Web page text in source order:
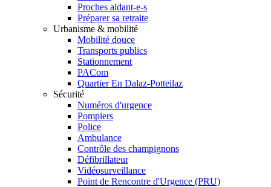
Proches aidant-e-s
Préparer sa retraite
Urbanisme & mobilité
Mobilité douce
Transports publics
Stationnement
PACom
Quartier En Dalaz-Potteilaz
Sécurité
Numéros d'urgence
Pompiers
Police
Ambulance
Contrôle des champignons
Défibrillateur
Vidéosurveillance
Point de Rencontre d'Urgence (PRU)